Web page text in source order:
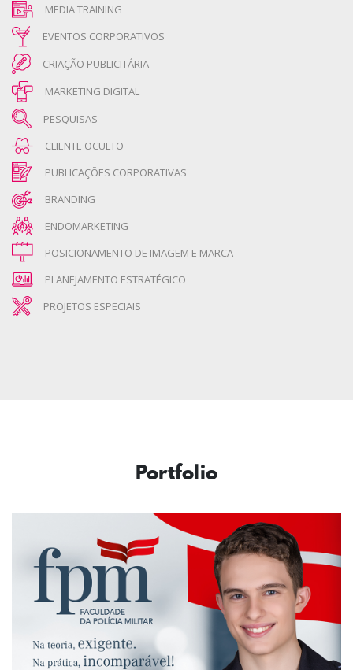
MEDIA TRAINING
EVENTOS CORPORATIVOS
CRIAÇÃO PUBLICITÁRIA
MARKETING DIGITAL
PESQUISAS
CLIENTE OCULTO
PUBLICAÇÕES CORPORATIVAS
BRANDING
ENDOMARKETING
POSICIONAMENTO DE IMAGEM E MARCA
PLANEJAMENTO ESTRATÉGICO
PROJETOS ESPECIAIS
Portfolio